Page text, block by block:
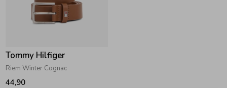
Zwemkleding
Vesten
Zwemkleding
Vesten
Cadeaubonnen
Kledingaccessoires
Winterjassen
Zwemvesten & Zwembandjes
Winterjassen
Tommy Hilfiger
Riem Winter Cognac
44,90